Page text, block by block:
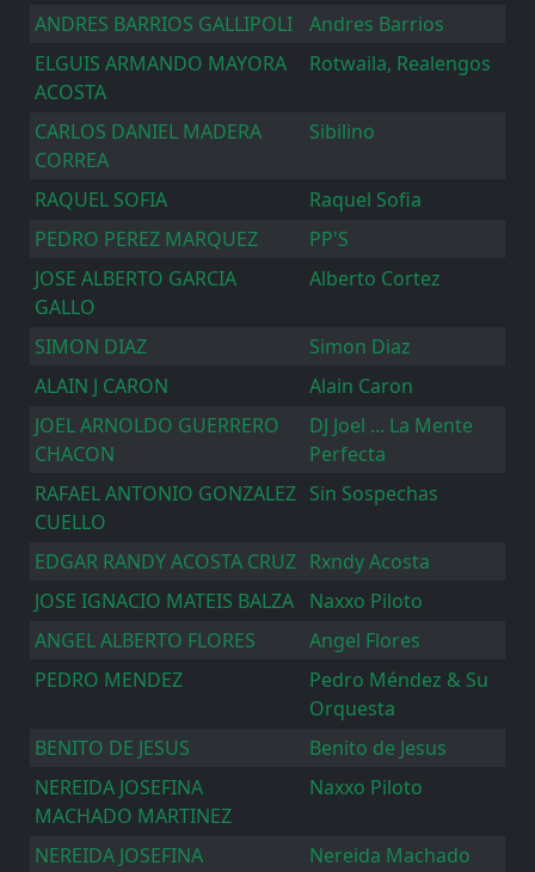
ANDRES BARRIOS GALLIPOLI
Andres Barrios
ELGUIS ARMANDO MAYORA
ACOSTA
Rotwaila, Realengos
CARLOS DANIEL MADERA
CORREA
Sibilino
RAQUEL SOFIA
Raquel Sofia
PEDRO PEREZ MARQUEZ
PP'S
JOSE ALBERTO GARCIA
GALLO
Alberto Cortez
SIMON DIAZ
Simon Diaz
ALAIN J CARON
Alain Caron
JOEL ARNOLDO GUERRERO
CHACON
DJ Joel ... La Mente
Perfecta
RAFAEL ANTONIO GONZALEZ
CUELLO
Sin Sospechas
EDGAR RANDY ACOSTA CRUZ Rxndy Acosta
JOSE IGNACIO MATEIS BALZA
Naxxo Piloto
ANGEL ALBERTO FLORES
Angel Flores
PEDRO MENDEZ
Pedro Méndez & Su
Orquesta
BENITO DE JESUS
Benito de Jesus
NEREIDA JOSEFINA
MACHADO MARTINEZ
Naxxo Piloto
NEREIDA JOSEFINA
Nereida Machado